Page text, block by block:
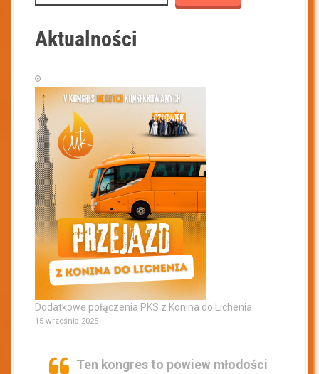
Aktualności
Dodatkowe połączenia PKS z Konina do Lichenia
15 września 2025
Ten kongres to powiew młodości